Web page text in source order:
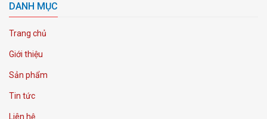
DANH MỤC
Trang chủ
Giới thiệu
Sản phẩm
Tin tức
Liên hệ